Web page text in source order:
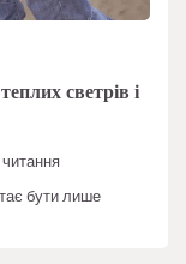
светрів і
читання
бути лише